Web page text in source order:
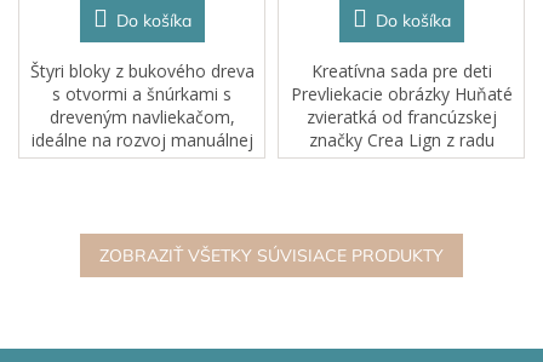
Do košíka
Štyri bloky z bukového dreva
s otvormi a šnúrkami s
dreveným navliekačom,
ideálne na rozvoj manuálnej
zručnosti a koordinácie ruka-
osemhranný...
Do košíka
Kreatívna sada pre deti
Prevliekacie obrázky Huňaté
zvieratká od francúzskej
značky Crea Lign z radu
Jednoduché obrázky je
ZOBRAZIŤ VŠETKY SÚVISIACE PRODUKTY